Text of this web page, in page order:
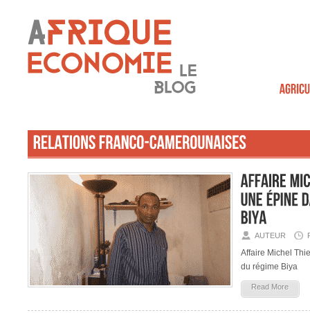
AUTEUR
Affaire Michel
du régime Biya
Read More